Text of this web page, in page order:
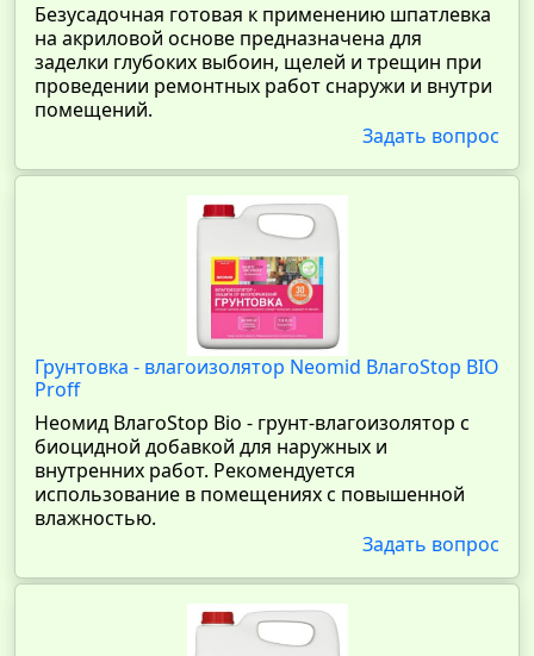
Безусадочная готовая к применению шпатлевка
на акриловой основе предназначена для
заделки глубоких выбоин, щелей и трещин при
проведении ремонтных работ снаружи и внутри
помещений.
Задать вопрос
Грунтовка - влагоизолятор Neomid ВлагоStop BIO
Proff
Неомид ВлагоStop Bio - грунт-влагоизолятор с
биоцидной добавкой для наружных и
внутренних работ. Рекомендуется
использование в помещениях с повышенной
влажностью.
Задать вопрос